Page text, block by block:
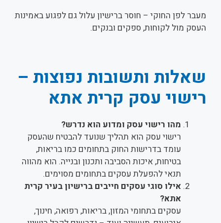
מעבר לפן החוקי – חוסר ברישיון עלול גם לפגוע באמינות
העסק מול לקוחות, ספקים ובנקים.
שאלות ותשובות נפוצות –
רישוי עסק קרית אתא
מהו רישוי עסק ומדוע הוא נדרש?
רישוי עסק הוא תהליך שנועד להבטיח שהעסק
עומד בדרישות החוק בתחומים כמו בריאות,
בטיחות, איכות הסביבה ותכנון ובנייה. הוא מהווה
תנאי להפעלת עסקים בתחומים מסוימים.
אילו סוגי עסקים חייבים ברישיון בעיר קרית
אתא?
עסקים בתחומי המזון, בריאות, רפואה, חינוך,